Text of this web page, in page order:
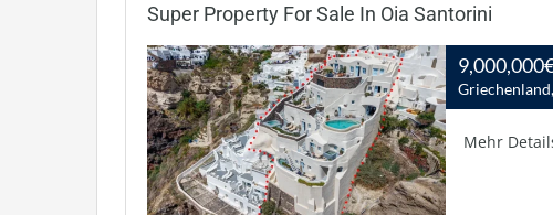
Super Property For Sale In Oia Santorini
Mehr